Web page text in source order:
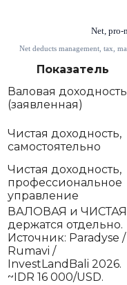
Показатель
Валовая доходность
(заявленная)
Чистая доходность,
самостоятельно
Чистая доходность,
профессиональное
управление
ВАЛОВАЯ и ЧИСТАЯ
держатся отдельно.
Источник: Paradyse /
Rumavi /
InvestLandBali 2026.
~IDR 16 000/USD.